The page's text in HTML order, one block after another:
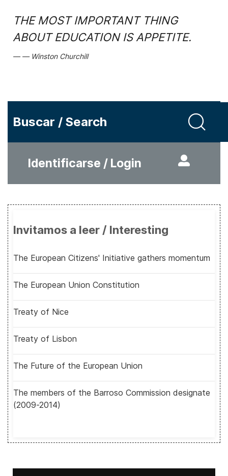
THE MOST IMPORTANT THING
ABOUT EDUCATION IS APPETITE.
Winston Churchill
Buscar / Search
Identificarse / Login
Invitamos a leer / Interesting
The European Citizens' Initiative gathers momentum
The European Union Constitution
Treaty of Nice
Treaty of Lisbon
The Future of the European Union
The members of the Barroso Commission designate
(2009-2014)